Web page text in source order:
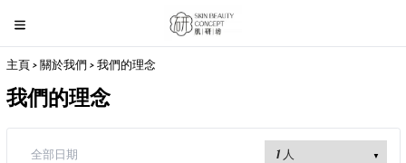
主頁>關於我們> 我們的理念
我們的理念